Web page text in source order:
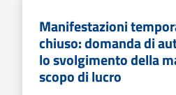
Manifestazioni
chiuso: domanda di
lo svolgimento della
scopo di lucro